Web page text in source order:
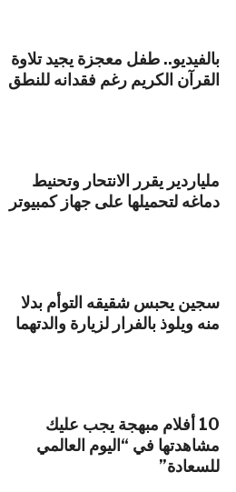
بالفيديو.. طفل معجزة يجيد تلاوة
القرآن الكريم رغم فقدانه للنطق
ملياردير يقرر الانتحار وتحنيط
دماغه لتحميلها على جهاز كمبيوتر
سجين يحبس شقيقه التوأم بدلا
منه ويلوذ بالفرار لزيارة والدتهما
10 أفلام مبهجة يجب عليك
مشاهدتها في “اليوم العالمي
للسعادة”